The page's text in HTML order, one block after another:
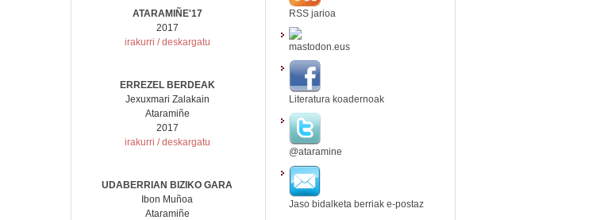
ATARAMIÑE'17
2017
irakurri / deskargatu
ERREZEL BERDEAK
Jexuxmari Zalakain
Ataramiñe
2017
irakurri / deskargatu
UDABERRIAN BIZIKO GARA
Ibon Muñoa
Ataramiñe
RSS jarioa
mastodon.eus
Literatura koadernoak
@ataramine
Jaso bidalketa berriak e-postaz